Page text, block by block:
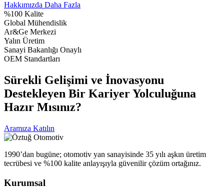
Hakkımızda Daha Fazla
%100 Kalite
Global Mühendislik
Ar&Ge Merkezi
Yalın Üretim
Sanayi Bakanlığı Onaylı
OEM Standartları
Sürekli Gelişimi ve İnovasyonu
Destekleyen Bir Kariyer Yolculuğuna
Hazır Mısınız?
Aramıza Katılın
1990’dan bugüne; otomotiv yan sanayisinde 35 yılı aşkın üretim
tecrübesi ve %100 kalite anlayışıyla güvenilir çözüm ortağınız.
Kurumsal